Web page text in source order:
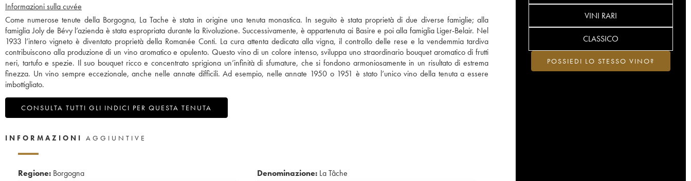
Informazioni sulla cuvée
Come numerose tenute della Borgogna, La Tache è stata in origine una tenuta monastica. In seguito è stata proprietà di due diverse famiglie; alla
famiglia Joly de Bévy l’azienda è stata espropriata durante la Rivoluzione. Successivamente, è appartenuta ai Basire e poi alla famiglia Liger-Belair. Nel
1933 l’intero vigneto è diventato proprietà della Romanée Conti. La cura attenta dedicata alla vigna, il controllo delle rese e la vendemmia tardiva
contribuiscono alla produzione di un vino aromatico e opulento. Questo vino di un colore intenso, sviluppa uno straordinario bouquet aromatico di frutti
neri, tartufo e spezie. Il suo bouquet ricco e concentrato sprigiona un’infinità di sfumature, che si fondono armoniosamente in un risultato di estrema
finezza. Un vino sempre eccezionale, anche nelle annate difficili. Ad esempio, nelle annate 1950 o 1951 è stato l’unico vino della tenuta a essere
imbottigliato.
CONSULTA TUTTI GLI INDICI PER QUESTA TENUTA
VINI RARI
CLASSICO
POSSIEDI LO STESSO VINO?
INFORMAZIONI AGGIUNTIVE
Regione: Borgogna
Denominazione: La Tâche